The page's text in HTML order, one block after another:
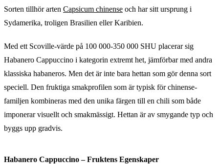
Sorten tillhör arten Capsicum chinense och har sitt ursprung i
Sydamerika, troligen Brasilien eller Karibien.
Med ett Scoville-värde på 100 000-350 000 SHU placerar sig
Habanero Cappuccino i kategorin extremt het, jämförbar med andra
klassiska habaneros. Men det är inte bara hettan som gör denna sort
speciell. Den fruktiga smakprofilen som är typisk för chinense-
familjen kombineras med den unika färgen till en chili som både
imponerar visuellt och smakmässigt. Hettan är av smygande typ och
byggs upp gradvis.
Habanero Cappuccino – Fruktens Egenskaper